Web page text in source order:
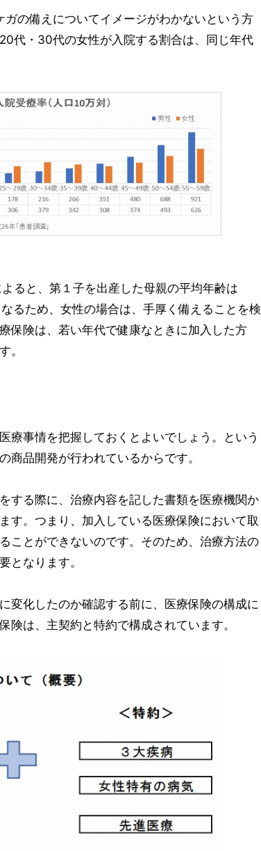
の備えについてイメージがわかないという方
代・30代の女性が入院する割合は、同じ年代
ると、第１子を出産した母親の平均年齢は
るため、女性の場合は、手厚く備えることを検
保険は、若い年代で健康なときに加入した方
。
療事情を把握しておくとよいでしょう。という
商品開発が行われているからです。
する際に、治療内容を記した書類を医療機関か
す。つまり、加入している医療保険において取
ことができないのです。そのため、治療方法の
となります。
変化したのか確認する前に、医療保険の構成に
は、主契約と特約で構成されています。